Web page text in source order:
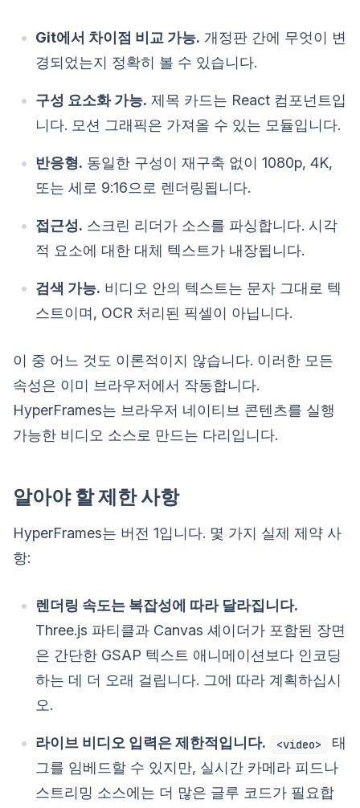
Git에서 차이점 비교 가능. 개정판 간에 무엇이 변
경되었는지 정확히 볼 수 있습니다.
구성 요소화 가능. 제목 카드는 React 컴포넌트입
니다. 모션 그래픽은 가져올 수 있는 모듈입니다.
반응형. 동일한 구성이 재구축 없이 1080p, 4K,
또는 세로 9:16으로 렌더링됩니다.
접근성. 스크린 리더가 소스를 파싱합니다. 시각
적 요소에 대한 대체 텍스트가 내장됩니다.
검색 가능. 비디오 안의 텍스트는 문자 그대로 텍
스트이며, OCR 처리된 픽셀이 아닙니다.
이 중 어느 것도 이론적이지 않습니다. 이러한 모든
속성은 이미 브라우저에서 작동합니다.
HyperFrames는 브라우저 네이티브 콘텐츠를 실행
가능한 비디오 소스로 만드는 다리입니다.
알아야 할 제한 사항
HyperFrames는 버전 1입니다. 몇 가지 실제 제약 사
항:
렌더링 속도는 복잡성에 따라 달라집니다.
Three.js 파티클과 Canvas 셰이더가 포함된 장면
은 간단한 GSAP 텍스트 애니메이션보다 인코딩
하는 데 더 오래 걸립니다. 그에 따라 계획하십시
오.
라이브 비디오 입력은 제한적입니다. <video>
태
그를 임베드할 수 있지만, 실시간 카메라 피드나
스트리밍 소스에는 더 많은 글루 코드가 필요합